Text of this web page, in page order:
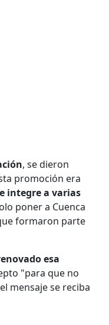
, se dieron
promoción era
integre a varias
poner a Cuenca
formaron parte
esa
"para que no
mensaje se reciba